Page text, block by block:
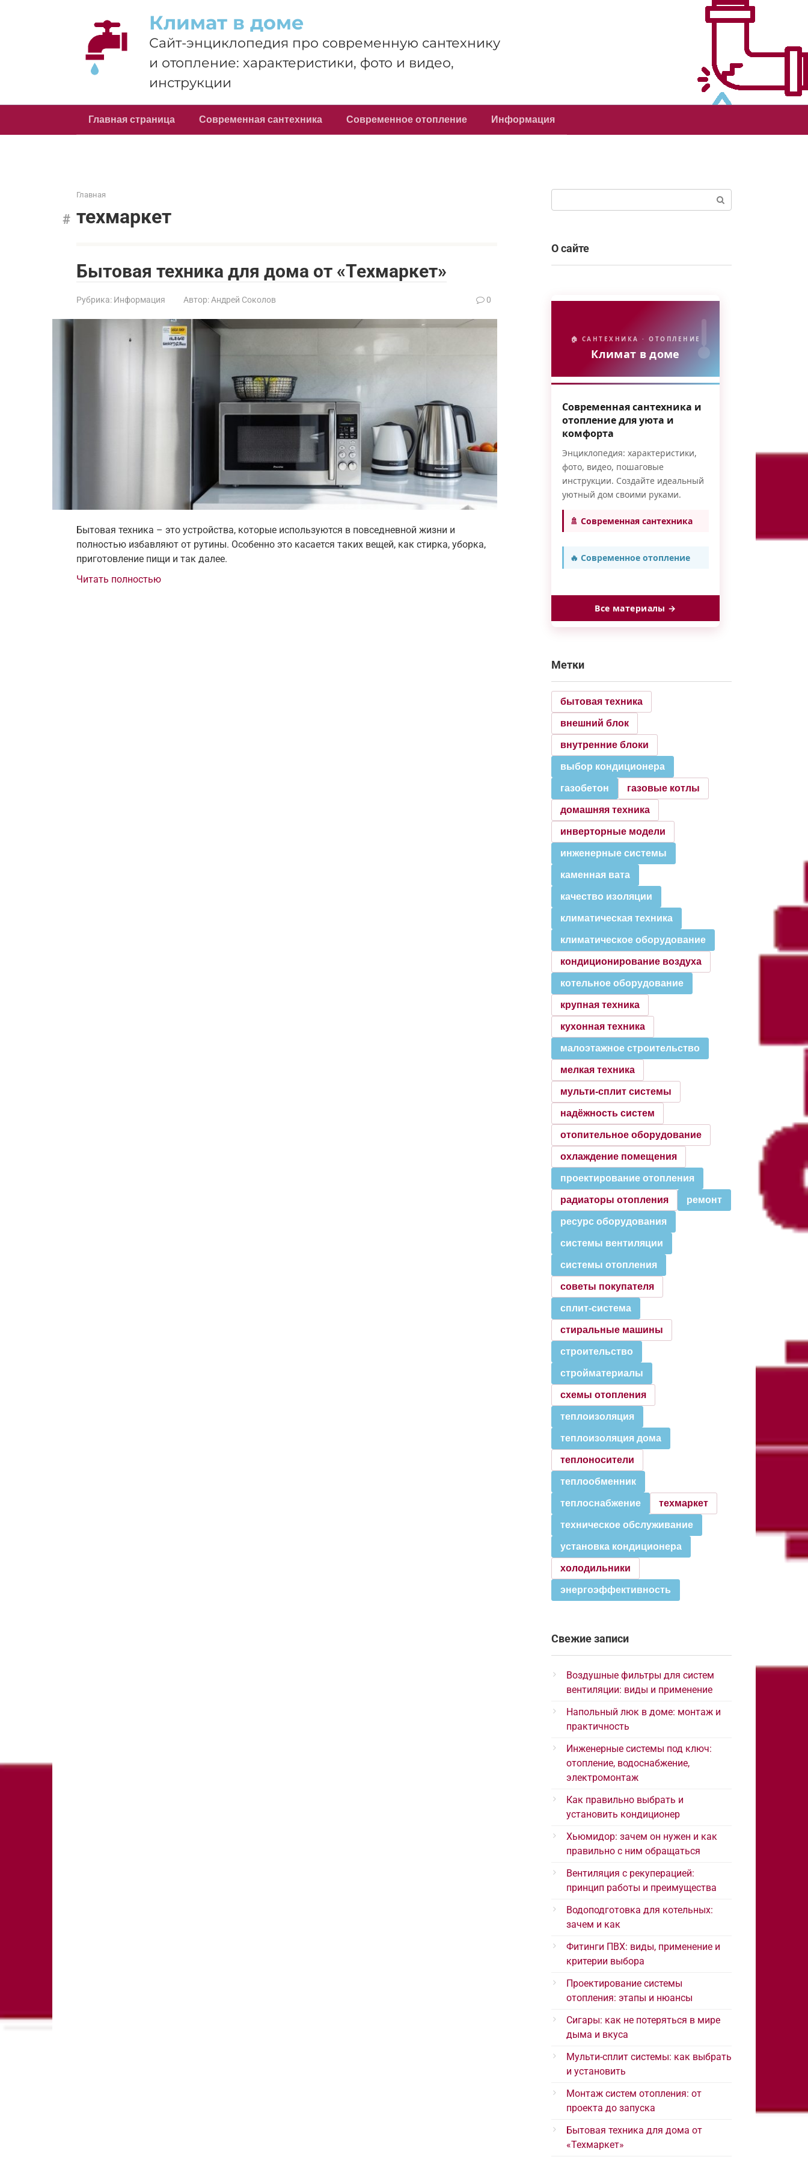
Климат в доме
Сайт-энциклопедия про современную сантехнику
и отопление: характеристики, фото и видео,
инструкции
Главная страница Современная сантехника Современное отопление Информация
Главная
техмаркет
Бытовая техника для дома от «Техмаркет»
Рубрика: Информация Автор: Андрей Соколов 0
Бытовая техника – это устройства, которые используются в повседневной жизни и
полностью избавляют от рутины. Особенно это касается таких вещей, как стирка, уборка,
приготовление пищи и так далее.
Читать полностью
О сайте
🏠 САНТЕХНИКА · ОТОПЛЕНИЕ
Климат в доме
Современная сантехника и
отопление для уюта и
комфорта
Энциклопедия: характеристики,
фото, видео, пошаговые
инструкции. Создайте идеальный
уютный дом своими руками.
🚿 Современная сантехника
🔥 Современное отопление
Все материалы →
Метки
бытовая техника
внешний блок
внутренние блоки
выбор кондиционера
газобетон газовые котлы
домашняя техника
инверторные модели
инженерные системы
каменная вата
качество изоляции
климатическая техника
климатическое оборудование
кондиционирование воздуха
котельное оборудование
крупная техника
кухонная техника
малоэтажное строительство
мелкая техника
мульти-сплит системы
надёжность систем
отопительное оборудование
охлаждение помещения
проектирование отопления
радиаторы отопления ремонт
ресурс оборудования
системы вентиляции
системы отопления
советы покупателя
сплит-система
стиральные машины
строительство
стройматериалы
схемы отопления
теплоизоляция
теплоизоляция дома
теплоносители
теплообменник
теплоснабжение техмаркет
техническое обслуживание
установка кондиционера
холодильники
энергоэффективность
Свежие записи
Воздушные фильтры для систем
вентиляции: виды и применение
Напольный люк в доме: монтаж и
практичность
Инженерные системы под ключ:
отопление, водоснабжение,
электромонтаж
Как правильно выбрать и
установить кондиционер
Хьюмидор: зачем он нужен и как
правильно с ним обращаться
Вентиляция с рекуперацией:
принцип работы и преимущества
Водоподготовка для котельных:
зачем и как
Фитинги ПВХ: виды, применение и
критерии выбора
Проектирование системы
отопления: этапы и нюансы
Сигары: как не потеряться в мире
дыма и вкуса
Мульти-сплит системы: как выбрать
и установить
Монтаж систем отопления: от
проекта до запуска
Бытовая техника для дома от
«Техмаркет»